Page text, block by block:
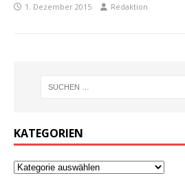
1. Dezember 2015 Redaktion
KATEGORIEN